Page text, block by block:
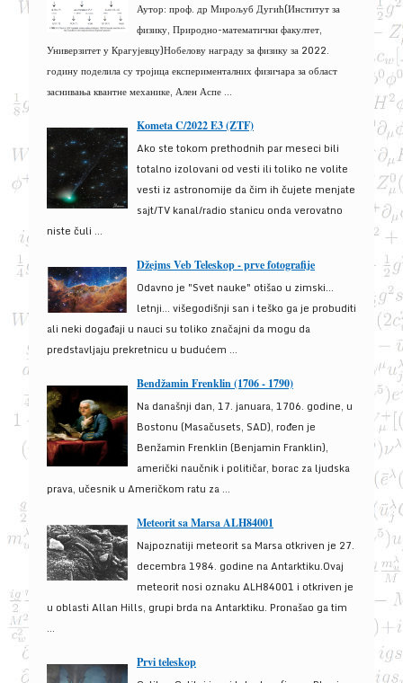
Аутор: проф. др Мирољуб Дугић(Институт за
физику, Природно-математички факултет,
Универзитет у Крагујевцу)Нобелову награду за физику за 2022.
годину поделила су тројица експерименталних физичара за област
заснивања квантне механике, Ален Аспе ...
Kometa C/2022 E3 (ZTF)
Ako ste tokom prethodnih par meseci bili
totalno izolovani od vesti ili toliko ne volite
vesti iz astronomije da čim ih čujete menjate
sajt/TV kanal/radio stanicu onda verovatno
niste čuli ...
Džejms Veb Teleskop - prve fotografije
Odavno je "Svet nauke" otišao u zimski...
letnji... višegodišnji san i teško ga je probuditi
ali neki događaji u nauci su toliko značajni da mogu da
predstavljaju prekretnicu u budućem ...
Bendžamin Frenklin (1706 - 1790)
Na današnji dan, 17. januara, 1706. godine, u
Bostonu (Masačusets, SAD), rođen je
Benžamin Frenklin (Benjamin Franklin),
američki naučnik i političar, borac za ljudska
prava, učesnik u Američkom ratu za ...
Meteorit sa Marsa ALH84001
Najpoznatiji meteorit sa Marsa otkriven je 27.
decembra 1984. godine na Antarktiku.Ovaj
meteorit nosi oznaku ALH84001 i otkriven je
u oblasti Allan Hills, grupi brda na Antarktiku. Pronašao ga tim
...
Prvi teleskop